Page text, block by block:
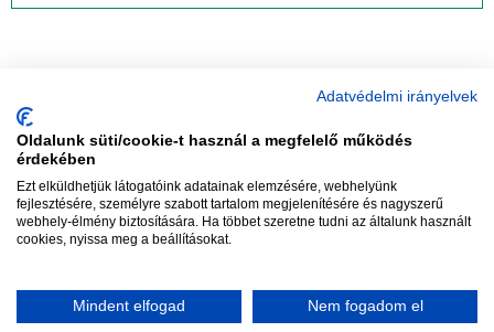
Szerkesztőség:szerk@vadhajtasok.hu
Modi:moderator@vadhajtasok.hu
AdatvédelemImpresszumSzerzői jogok
Adatvédelmi irányelvek
Oldalunk süti/cookie-t használ a megfelelő működés
érdekében
Ezt elküldhetjük látogatóink adatainak elemzésére, webhelyünk
fejlesztésére, személyre szabott tartalom megjelenítésére és nagyszerű
webhely-élmény biztosítására. Ha többet szeretne tudni az általunk használt
cookies, nyissa meg a beállításokat.
Mindent elfogad Nem fogadom el